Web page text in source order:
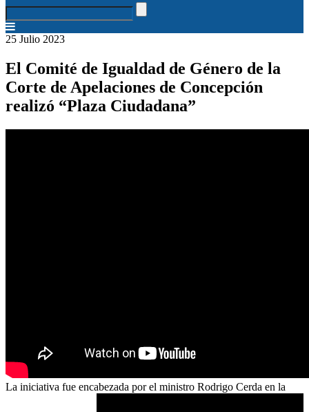
25 Julio 2023
El Comité de Igualdad de Género de la
Corte de Apelaciones de Concepción
realizó “Plaza Ciudadana”
La iniciativa fue encabezada por el ministro Rodrigo Cerda en la